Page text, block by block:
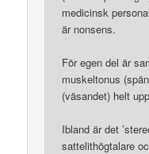
medicinsk
är nonsens.
För egen del är
muskeltonus
(väsandet) helt
Ibland är det
sattelithögtalare